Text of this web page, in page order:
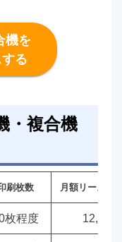
機を
する
・複合機
刷枚数 月額リース料
枚程度 12,000